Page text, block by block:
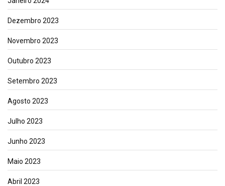
Dezembro 2023
Novembro 2023
Outubro 2023
Setembro 2023
Agosto 2023
Julho 2023
Junho 2023
Maio 2023
Abril 2023